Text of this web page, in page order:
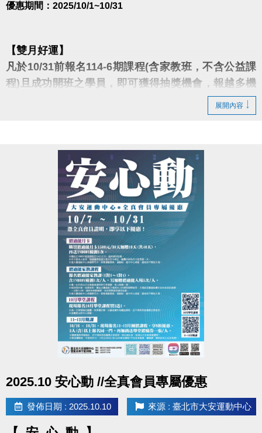
優惠期間：2025/10/1~10/31
【雙月好運】
凡於10/31前報名114-6期課程(含家教班，不含公益課
程)且成功開班之學員，即可獲得抽獎機會，報越多機
有機會抽中價值破萬的船井生醫酸痛按摩機尊爵款、
點我查看114-6課程簡章(開啟新視窗)
※抽獎資格：須成功開班且無退費之學員，一門課程代表一支籤。家教課僅算一門
一支籤，無法依報名期數累積(以中心系統為準)。
※抽獎方式：依中心系統名單統整後，以電腦抽籤進行，預計12月前公告得獎名
單。敬請關注官網、粉絲專頁、一樓場務櫃台公告，將不逐一通知中獎者。
※實際獎項、數量皆依中心後續公告為主。
現場報名10單堂課程，不限堂數，皆享88折優惠！一
次報名四梯，再送運動毛巾一條！(數量有限，送完為
點我查看 10月單堂課表(開啟新視窗)
【入場好禮】
購買體適能單次全票75元/1.5小時，就送寶礦力一瓶。
展開內容
2025.10 安心動 //全真會員專屬優惠
發佈日期 : 2025.10.10 來源 : 臺北市大安運動中心